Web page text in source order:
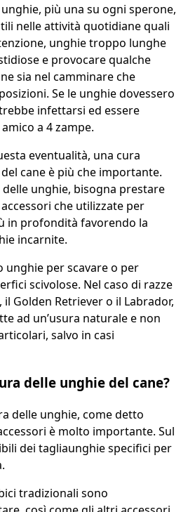
più una su ogni sperone,
nelle attività quotidiane quali
unghie troppo lunghe
e provocare qualche
sia nel camminare che
Se le unghie dovessero
infettarsi ed essere
a 4 zampe.
eventualità, una cura
cane è più che importante.
delle unghie, bisogna prestare
che utilizzate per
in profondità favorendo la
incarnite.
unghie per scavare o per
scivolose. Nel caso di razze
Golden Retriever o il Labrador,
ad un’usura naturale e non
salvo in casi
delle unghie del cane?
delle unghie, come detto
è molto importante. Sul
dei tagliaunghie specifici per
tradizionali sono